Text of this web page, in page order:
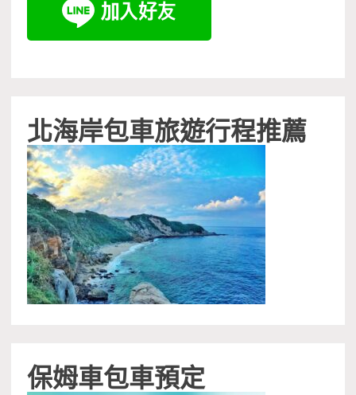
北海岸包車旅遊行程推薦
保姆車包車預定